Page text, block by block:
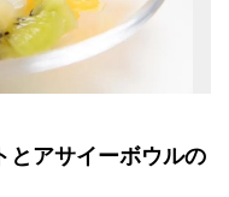
とアサイーボウルの